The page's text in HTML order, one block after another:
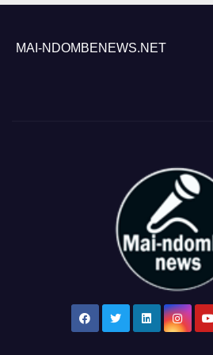
MAI-NDOMBENEWS.NET